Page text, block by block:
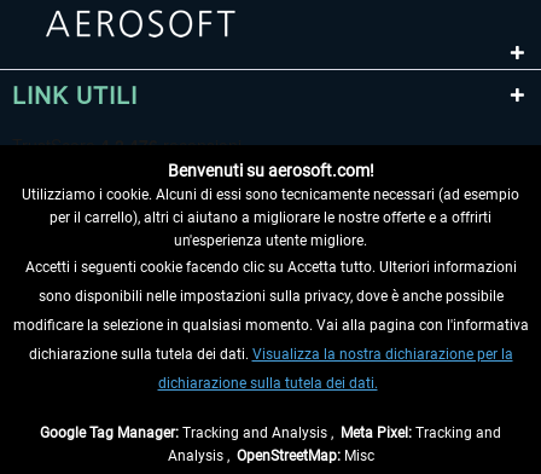
LINK UTILI
RECEDERE DAL CONTRATTO
INFORMAZIONI
Benvenuti su aerosoft.com!
Utilizziamo i cookie. Alcuni di essi sono tecnicamente necessari (ad esempio
per il carrello), altri ci aiutano a migliorare le nostre offerte e a offrirti
un'esperienza utente migliore.
Accetti i seguenti cookie facendo clic su Accetta tutto. Ulteriori informazioni
sono disponibili nelle impostazioni sulla privacy, dove è anche possibile
modificare la selezione in qualsiasi momento. Vai alla pagina con l'informativa
dichiarazione sulla tutela dei dati. Visualizza la nostra dichiarazione per la
dichiarazione sulla tutela dei dati.
Google Tag Manager: Tracking and Analysis , Meta Pixel: Tracking and
Analysis , OpenStreetMap:Misc